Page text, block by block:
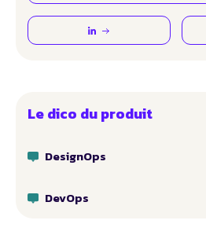
Le dico du produit
DesignOps
DevOps